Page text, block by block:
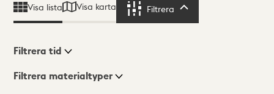
Visa lista Visa karta Filtrera
Visningsläge
Filtrera tid
Filtrera materialtyper